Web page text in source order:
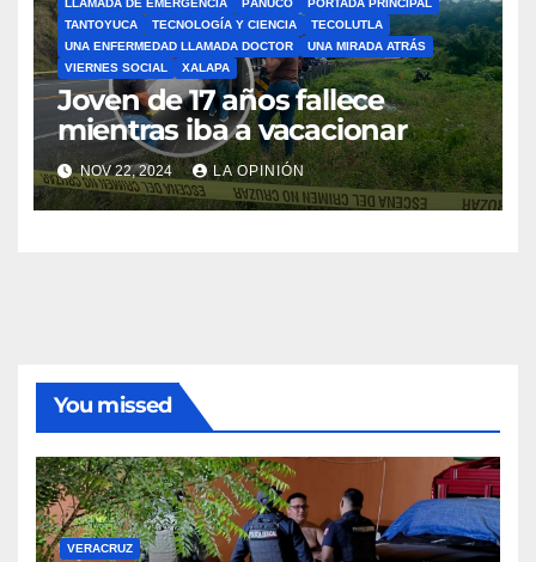
LLAMADA DE EMERGENCIA
PÁNUCO
PORTADA PRINCIPAL
TANTOYUCA
TECNOLOGÍA Y CIENCIA
TECOLUTLA
UNA ENFERMEDAD LLAMADA DOCTOR
UNA MIRADA ATRÁS
VIERNES SOCIAL
XALAPA
Joven de 17 años fallece
mientras iba a vacacionar
NOV 22, 2024 LA OPINIÓN
You missed
VERACRUZ